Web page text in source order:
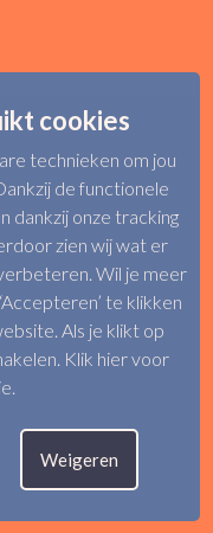
cookies
technieken om jou
de functionele
dankzij onze tracking
zien wij wat er
Wil je meer
te klikken
Als je klikt op
Klik hier voor
.
Weigeren